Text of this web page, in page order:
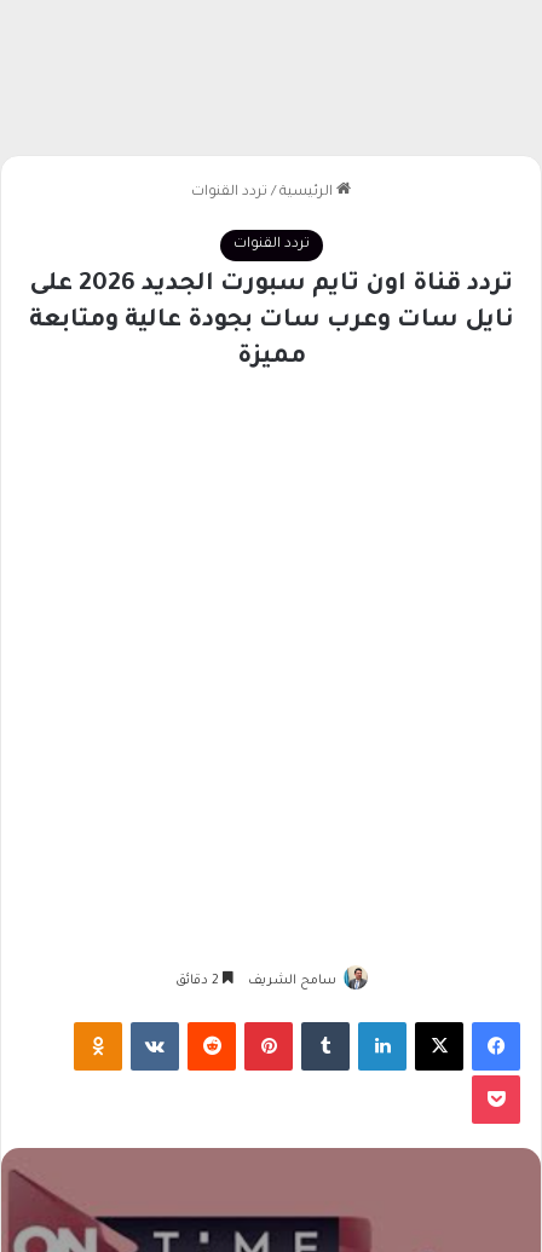
الرئيسية / تردد القنوات
تردد القنوات
تردد قناة اون تايم سبورت الجديد 2026 على
نايل سات وعرب سات بجودة عالية ومتابعة
مميزة
سامح الشريف
فيسبوك لينكدإن بينتيريست